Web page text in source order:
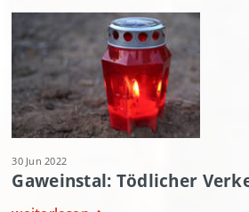
30 Jun 2022
Gaweinstal: Tödlicher